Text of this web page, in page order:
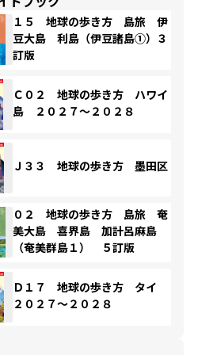
１５ 地球の歩き方 島旅 伊
豆大島 利島（伊豆諸島①）３
訂版
Ｃ０２ 地球の歩き方 ハワイ
島 ２０２７～２０２８
Ｊ３３ 地球の歩き方 墨田区
０２ 地球の歩き方 島旅 奄
美大島 喜界島 加計呂麻島
（奄美群島１） ５訂版
Ｄ１７ 地球の歩き方 タイ
２０２７～２０２８